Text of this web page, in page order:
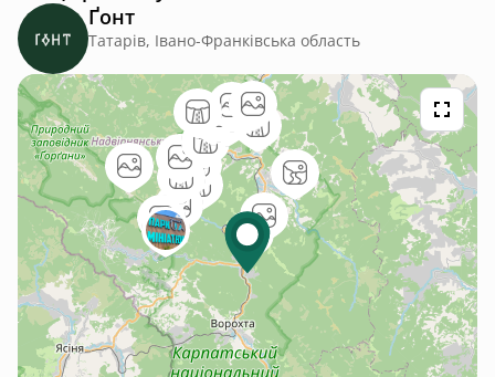
Ґонт
Татарів, Івано-Франківська область